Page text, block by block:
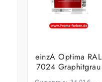
einzA Optima RAL
7024 Graphitgrau